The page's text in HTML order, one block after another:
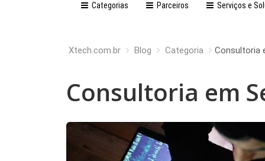
Categorias Parceiros Serviços e
Xtech.com.br Blog Categoria Consultoria
Consultoria em